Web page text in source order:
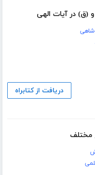
(ق) در آیات الهی
دریافت از کتابراه
مختلف